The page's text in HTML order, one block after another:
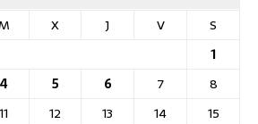
X J V
S
1
4 5 6 7
8
11 12 13 14
15